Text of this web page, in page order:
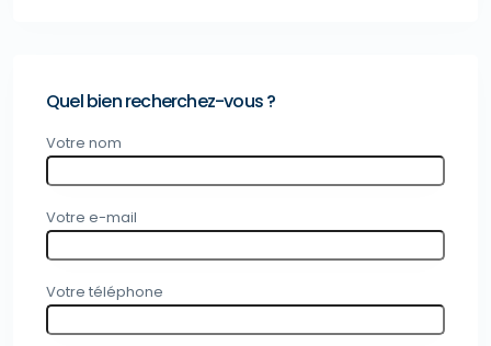
Quel bien recherchez-vous ?
Votre nom
Votre e-mail
Votre téléphone